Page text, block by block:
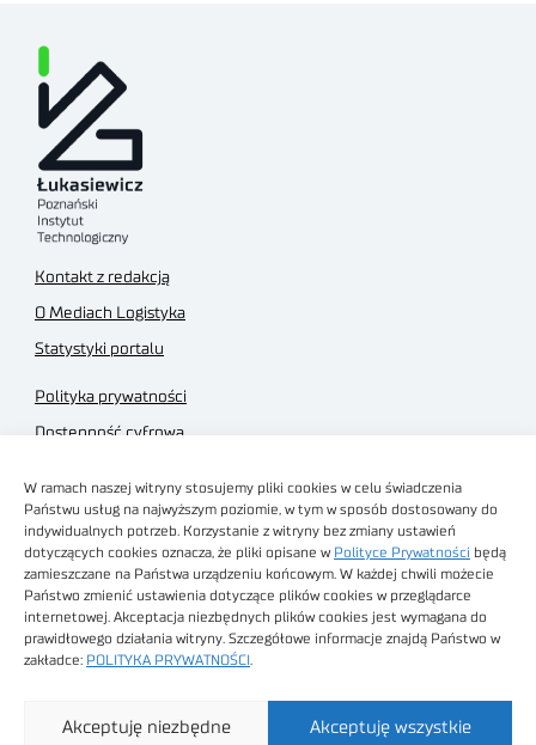
W ramach naszej witryny stosujemy pliki cookies w celu świadczenia
Państwu usług na najwyższym poziomie, w tym w sposób dostosowany do
indywidualnych potrzeb. Korzystanie z witryny bez zmiany ustawień
dotyczących cookies oznacza, że pliki opisane w Polityce Prywatności będą
zamieszczane na Państwa urządzeniu końcowym. W każdej chwili możecie
Państwo zmienić ustawienia dotyczące plików cookies w przeglądarce
internetowej. Akceptacja niezbędnych plików cookies jest wymagana do
prawidłowego działania witryny. Szczegółowe informacje znajdą Państwo w
zakładce: POLITYKA PRYWATNOŚCI
Akceptuję wszystkie
Akceptuję niezbędne
Kontakt z redakcją
O Mediach Logistyka
Statystyki portalu
Polityka prywatności
Dostępność cyfrowa
Regulamin sklepu
Obrazy stockowe
autorstwa
Technologiczny